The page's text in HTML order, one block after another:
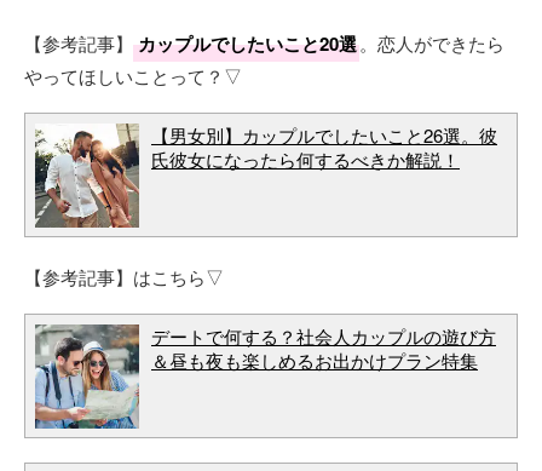
【参考記事】 カップルでしたいこと20選。恋人ができたら
やってほしいことって？▽
【男女別】カップルでしたいこと26選。彼
氏彼女になったら何するべきか解説！
【参考記事】はこちら▽
デートで何する？社会人カップルの遊び方
＆昼も夜も楽しめるお出かけプラン特集